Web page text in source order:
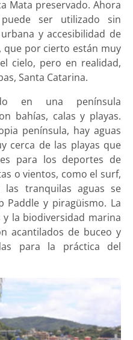
Mata preservado. Ahora
ser utilizado sin
y accesibilidad de
que por cierto están muy
cielo, pero en realidad,
Santa Catarina.
en una península
bahías, calas y playas.
península, hay aguas
cerca de las playas que
para los deportes de
o vientos, como el surf,
tranquilas aguas se
Paddle y piragüismo. La
la biodiversidad marina
acantilados de buceo y
para la práctica del